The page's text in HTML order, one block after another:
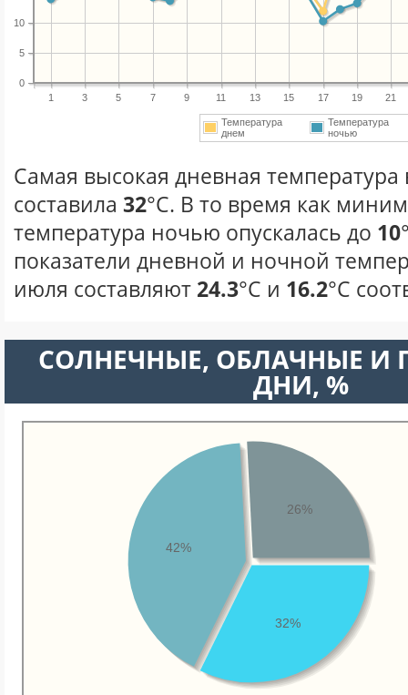
1 3 5 7 9 11 13 15 17 19 21
0
5
10
Температура
днем
Температура
ночью
Самая высокая дневная температура
составила 32°С. В то время как
температура ночью опускалась до 10
показатели дневной и ночной
июля составляют 24.3°С и 16.2°С
CОЛНЕЧНЫЕ, ОБЛАЧНЫЕ И
ДНИ, %
32%
42%
26%